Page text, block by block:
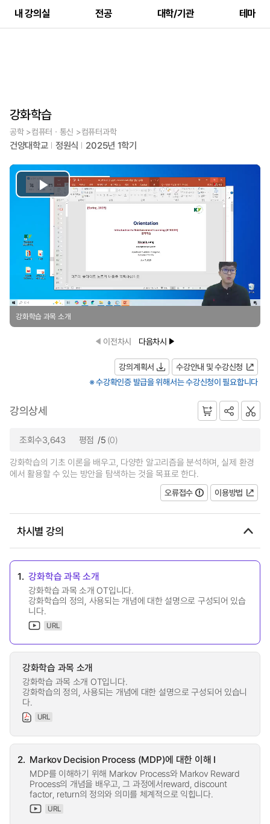
내 강의실 전공 대학/기관 테마
강화학습
공학 >컴퓨터ㆍ통신 >컴퓨터과학
건양대학교 정원식 2025년 1학기
Play
Video
강화학습 과목 소개
이전차시 다음차시
강의계획서
수강안내 및 수강신청
※ 수강확인증 발급을 위해서는 수강신청이 필요합니다
강의상세
조회수3,643 평점 /5 (0)
강화학습의 기초 이론을 배우고, 다양한 알고리즘을 분석하며, 실제 환경
에서 활용할 수 있는 방안을 탐색하는 것을 목표로 한다.
오류접수
이용방법
차시별 강의
1. 강화학습 과목 소개
강화학습 과목 소개 OT입니다.
강화학습의 정의, 사용되는 개념에 대한 설명으로 구성되어 있습
니다.
URL
강화학습 과목 소개
강화학습 과목 소개 OT입니다.
강화학습의 정의, 사용되는 개념에 대한 설명으로 구성되어 있습니
다.
URL
2. Markov Decision Process (MDP)에 대한 이해 I
MDP를 이해하기 위해 Markov Process와 Markov Reward
Process의 개념을 배우고, 그 과정에서reward, discount
factor, return의 정의와 의미를 체계적으로 익힙니다.
URL